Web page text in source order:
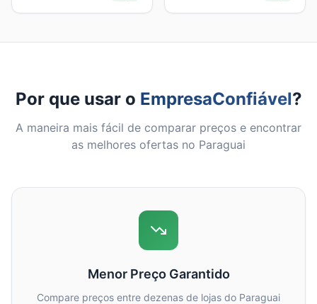
Por que usar o EmpresaConfiável?
A maneira mais fácil de comparar preços e encontrar
as melhores ofertas no Paraguai
Menor Preço Garantido
Compare preços entre dezenas de lojas do Paraguai